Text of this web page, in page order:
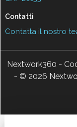
Contatti
Contatta il nostro
Nextwork360 -
- © 2026